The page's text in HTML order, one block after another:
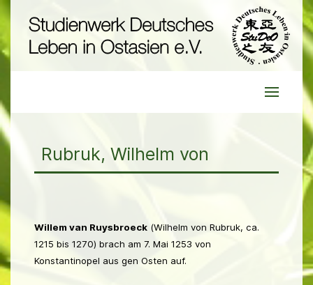
Rubruk, Wilhelm von
Willem van Ruysbroeck (Wilhelm von Rubruk, ca.
1215 bis 1270) brach am 7. Mai 1253 von
Konstantinopel aus gen Osten auf.